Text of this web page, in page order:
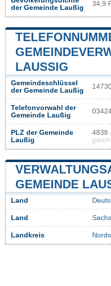
der Gemeinde Laußig
34,9
LAUSSIG
Gemeindeschlüssel
der Gemeinde Laußig
Telefonvorwahl der
Gemeinde Laußig
PLZ der Gemeinde
Laußig
4838
GEMEINDE
Land
Land
Landkreis